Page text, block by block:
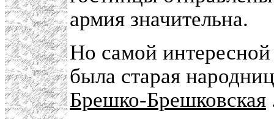
армия значительна.
Но самой
была старая
Брешко-Брешковская